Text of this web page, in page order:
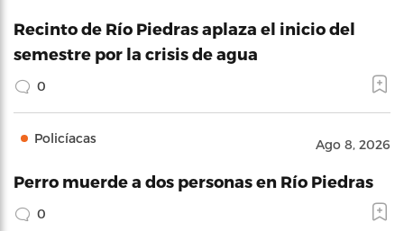
Recinto de Río Piedras aplaza el inicio del
semestre por la crisis de agua
0
Policíacas Ago 8, 2026
Perro muerde a dos personas en Río Piedras
0